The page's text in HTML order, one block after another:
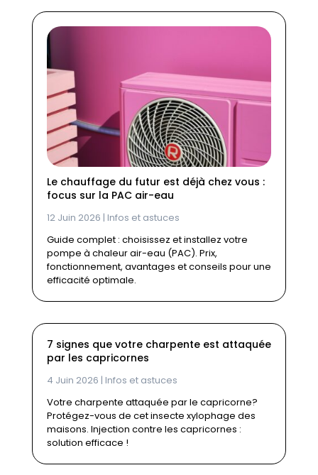
Le chauffage du futur est déjà chez vous :
focus sur la PAC air-eau
12 Juin 2026 | Infos et astuces
Guide complet : choisissez et installez votre
pompe à chaleur air-eau (PAC). Prix,
fonctionnement, avantages et conseils pour une
efficacité optimale.
7 signes que votre charpente est attaquée
par les capricornes
4 Juin 2026 | Infos et astuces
Votre charpente attaquée par le capricorne?
Protégez-vous de cet insecte xylophage des
maisons. Injection contre les capricornes :
solution efficace !